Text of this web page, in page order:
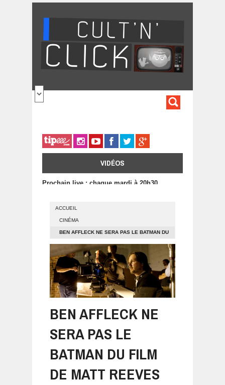
VIDÉOS
Prochain live : chaque mardi à 20h30
ACCUEIL
CINÉMA
BEN AFFLECK NE SERA PAS LE BATMAN DU
FILM DE MATT REEVES
BEN AFFLECK NE
SERA PAS LE
BATMAN DU FILM
DE MATT REEVES